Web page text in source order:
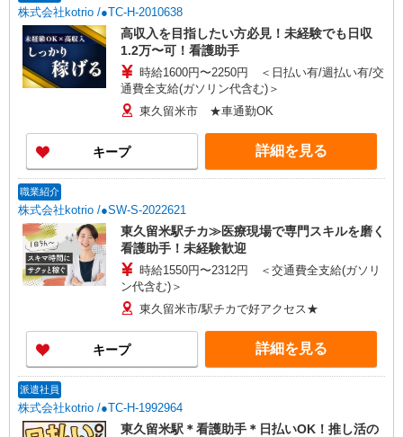
株式会社kotrio /●TC-H-2010638
高収入を目指したい方必見！未経験でも日収
1.2万〜可！看護助手
時給1600円〜2250円 ＜日払い有/週払い有/交
通費全支給(ガソリン代含む)＞
東久留米市 ★車通勤OK
キープ 詳細を見る
職業紹介
株式会社kotrio /●SW-S-2022621
東久留米駅チカ≫医療現場で専門スキルを磨く
看護助手！未経験歓迎
時給1550円〜2312円 ＜交通費全支給(ガソリ
ン代含む)＞
東久留米市/駅チカで好アクセス★
キープ 詳細を見る
派遣社員
株式会社kotrio /●TC-H-1992964
東久留米駅＊看護助手＊日払いOK！推し活の